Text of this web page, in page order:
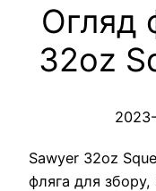
Огляд
32oz
Sawyer 32oz
фляга для збору,